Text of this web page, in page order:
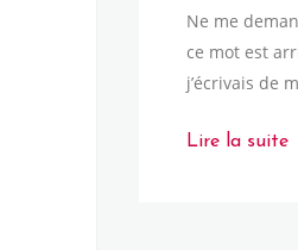
Ne me
ce mot est
j’écrivais de
Lire la suite